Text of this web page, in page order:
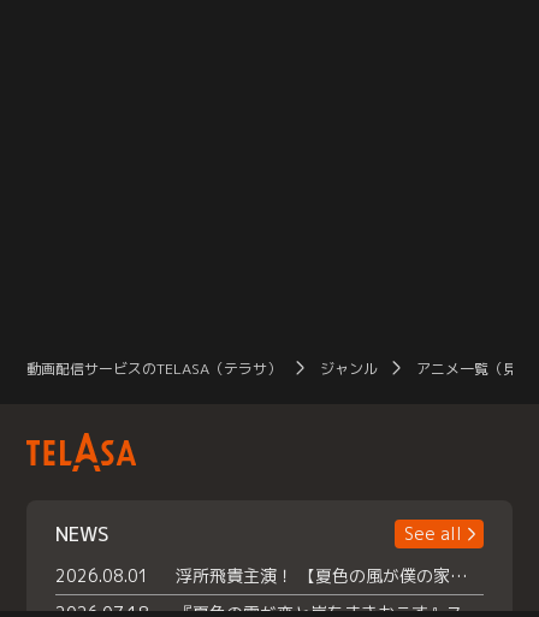
動画配信サービスのTELASA（テラサ） ジャンル アニメ一覧（見放
NEWS
See all
2026.08.01
浮所飛貴主演！ 【夏色の風が僕の家にやってきた】 本日よりテラサで独占配信スタート！